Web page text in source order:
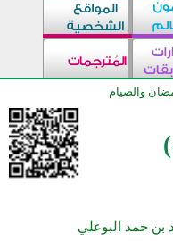
والصيام
بن حمد البوعلي